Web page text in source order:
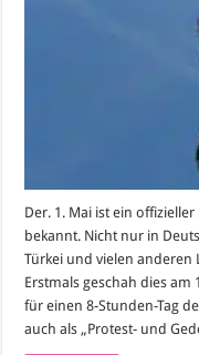
Der. 1. Mai ist ein
bekannt. Nicht nur in
Türkei und vielen anderen
Erstmals geschah dies am
für einen 8-Stunden-Tag
auch als „Protest- und